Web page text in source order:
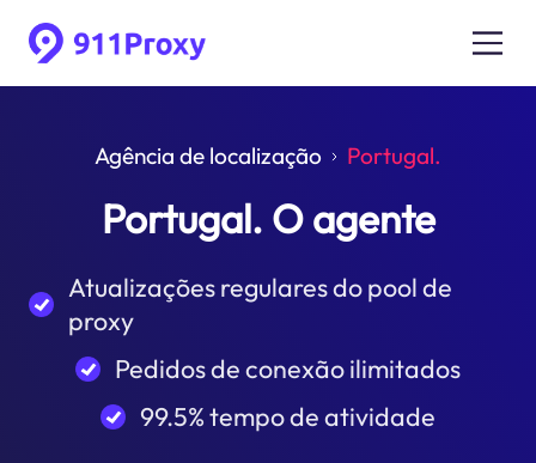
Agência de localização Portugal.
Portugal. O agente
Atualizações regulares do pool de
proxy
Pedidos de conexão ilimitados
99.5% tempo de atividade